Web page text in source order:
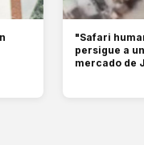
"Safari
persigue a
mercado de